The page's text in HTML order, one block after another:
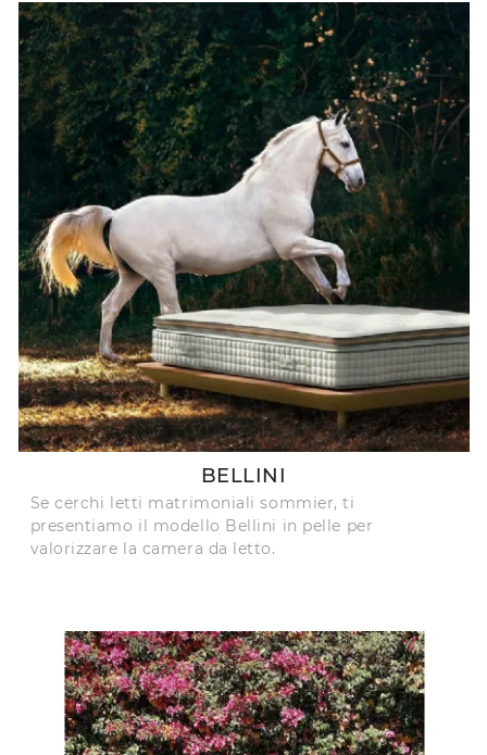
BELLINI
Se cerchi letti matrimoniali sommier, ti
presentiamo il modello Bellini in pelle per
valorizzare la camera da letto.